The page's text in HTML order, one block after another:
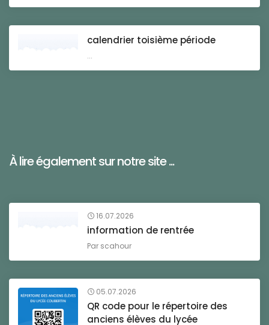
calendrier toisième période
...
À lire également sur notre site ...
16.07.2026
information de rentrée
Par scahour
05.07.2026
QR code pour le répertoire des
anciens élèves du lycée